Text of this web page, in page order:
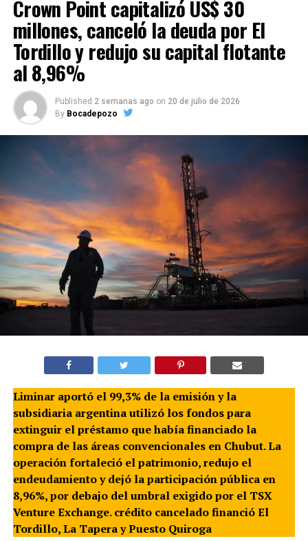
Crown Point capitalizó US$ 30
millones, canceló la deuda por El
Tordillo y redujo su capital flotante
al 8,96%
Published 2 semanas ago on 20 de julio de 2026
By Bocadepozo
Liminar aportó el 99,3% de la emisión y la
subsidiaria argentina utilizó los fondos para
extinguir el préstamo que había financiado la
compra de las áreas convencionales en Chubut. La
operación fortaleció el patrimonio, redujo el
endeudamiento y dejó la participación pública en
8,96%, por debajo del umbral exigido por el TSX
Venture Exchange. crédito cancelado financió El
Tordillo, La Tapera y Puesto Quiroga